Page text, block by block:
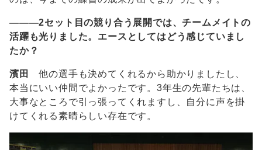
―――2セット目の競り合う展開では、チームメイトの
活躍も光りました。エースとしてはどう感じていまし
たか？
濱田
他の選手も決めてくれるから助かりましたし、
本当にいい仲間でよかったです。3年生の先輩たちは、
大事なところで引っ張ってくれますし、自分に声を掛
けてくれる素晴らしい存在です。